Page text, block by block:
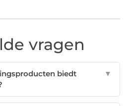
vragen
biedt
▼